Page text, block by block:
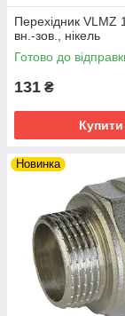
Перехідник VLMZ
вн.-зов., нікель
Готово до
131 ₴
Купити
Новинка